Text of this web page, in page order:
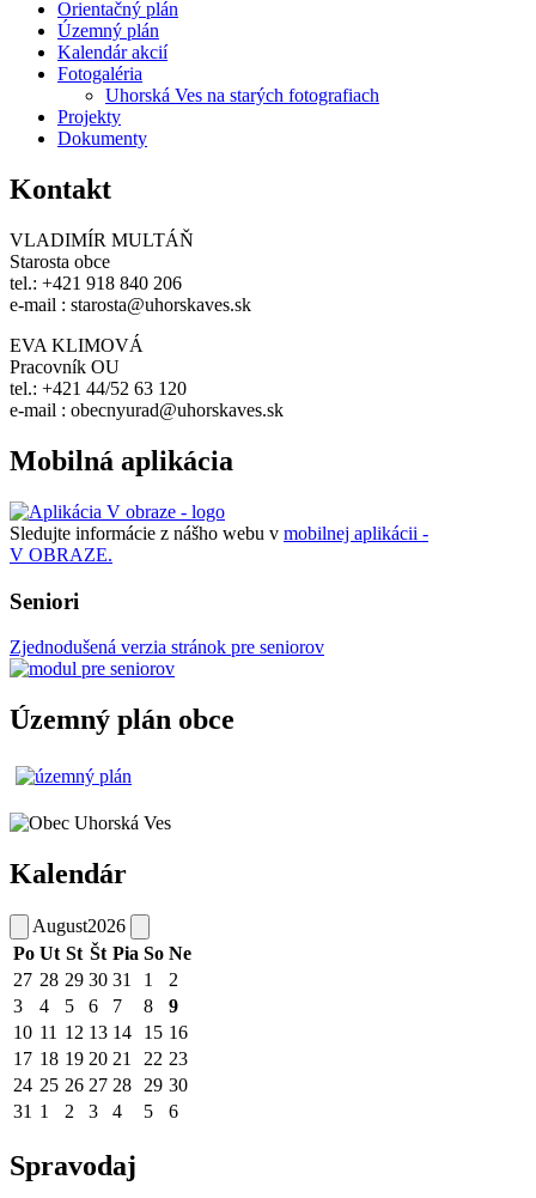
Orientačný plán
Územný plán
Kalendár akcií
Fotogaléria
Uhorská Ves na starých fotografiach
Projekty
Dokumenty
Kontakt
VLADIMÍR MULTÁŇ
Starosta obce
tel.: +421 918 840 206
e-mail : starosta@uhorskaves.sk
EVA KLIMOVÁ
Pracovník OU
tel.: +421 44/52 63 120
e-mail : obecnyurad@uhorskaves.sk
Mobilná aplikácia
Sledujte informácie z nášho webu v mobilnej aplikácii -
V OBRAZE.
Seniori
Zjednodušená verzia stránok pre seniorov
Územný plán obce
Kalendár
August2026
Po Ut St Št Pia So Ne
27 28 29 30 31 1
2
3
4 5 6 7 8
9
10 11 12 13 14 15 16
17 18 19 20 21 22 23
24 25 26 27 28 29 30
31 1 2 3 4 5 6
Spravodaj